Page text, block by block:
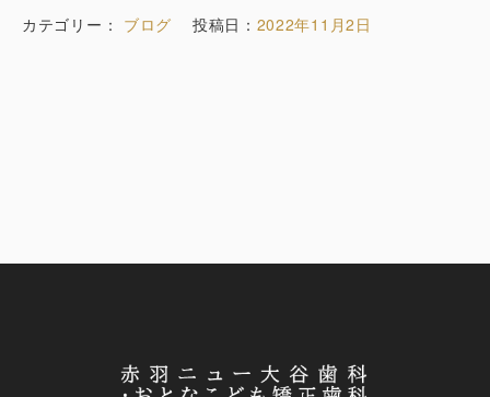
カテゴリー： ブログ 投稿日： 2022年11月2日